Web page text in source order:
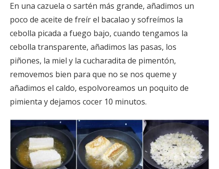
En una cazuela o sartén más grande, añadimos un
poco de aceite de freír el bacalao y sofreímos la
cebolla picada a fuego bajo, cuando tengamos la
cebolla transparente, añadimos las pasas, los
piñones, la miel y la cucharadita de pimentón,
removemos bien para que no se nos queme y
añadimos el caldo, espolvoreamos un poquito de
pimienta y dejamos cocer 10 minutos.